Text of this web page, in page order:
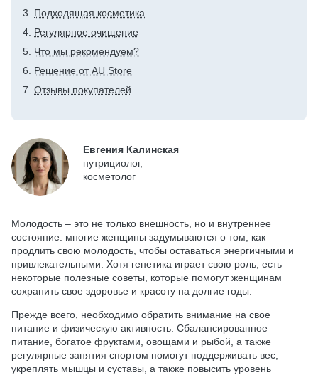
Подходящая косметика
Регулярное очищение
Что мы рекомендуем?
Решение от AU Store
Отзывы покупателей
Евгения Калинская
нутрициолог,
косметолог
Молодость – это не только внешность, но и внутреннее
состояние. многие женщины задумываются о том, как
продлить свою молодость, чтобы оставаться энергичными и
привлекательными. Хотя генетика играет свою роль, есть
некоторые полезные советы, которые помогут женщинам
сохранить свое здоровье и красоту на долгие годы.
Прежде всего, необходимо обратить внимание на свое
питание и физическую активность. Сбалансированное
питание, богатое фруктами, овощами и рыбой, а также
регулярные занятия спортом помогут поддерживать вес,
укреплять мышцы и суставы, а также повысить уровень